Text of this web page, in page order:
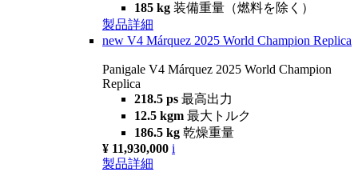
185 kg 装備重量（燃料を除く）
製品詳細
new V4 Márquez 2025 World Champion Replica
Panigale V4 Márquez 2025 World Champion
Replica
218.5 ps 最高出力
12.5 kgm 最大トルク
186.5 kg 乾燥重量
¥ 11,930,000 i
製品詳細